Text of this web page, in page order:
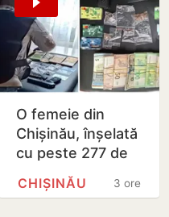
O femeie din
Chișinău, înșelată
cu peste 277 de
mii de lei printr-o
falsă platformă de
3 ore
CHIȘINĂU